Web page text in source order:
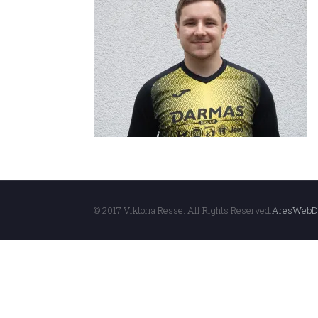
© 2017 Viktoria Resse. All Rights Reserved.